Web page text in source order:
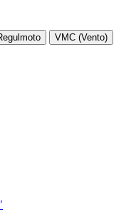
VMC (Vento)